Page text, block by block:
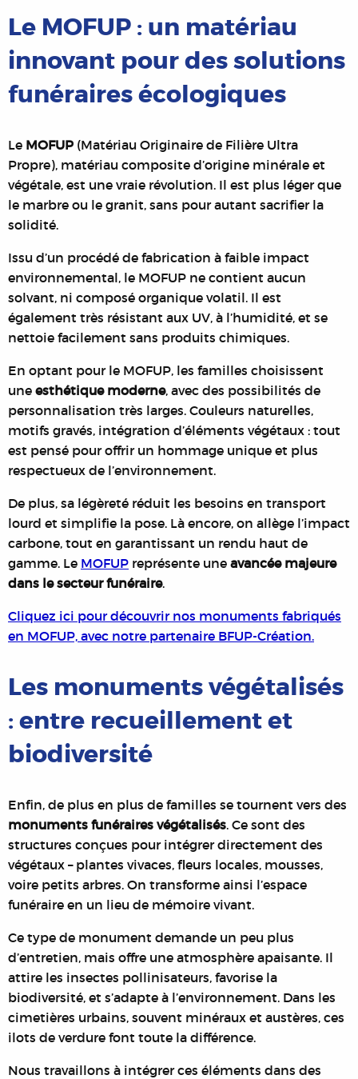
Le MOFUP : un matériau
innovant pour des solutions
funéraires écologiques
Le MOFUP (Matériau Originaire de Filière Ultra
Propre), matériau composite d’origine minérale et
végétale, est une vraie révolution. Il est plus léger que
le marbre ou le granit, sans pour autant sacrifier la
solidité.
Issu d’un procédé de fabrication à faible impact
environnemental, le MOFUP ne contient aucun
solvant, ni composé organique volatil. Il est
également très résistant aux UV, à l’humidité, et se
nettoie facilement sans produits chimiques.
En optant pour le MOFUP, les familles choisissent
une esthétique moderne, avec des possibilités de
personnalisation très larges. Couleurs naturelles,
motifs gravés, intégration d’éléments végétaux : tout
est pensé pour offrir un hommage unique et plus
respectueux de l’environnement.
De plus, sa légèreté réduit les besoins en transport
lourd et simplifie la pose. Là encore, on allège l’impact
carbone, tout en garantissant un rendu haut de
gamme. Le MOFUP représente une avancée majeure
dans le secteur funéraire.
Cliquez ici pour découvrir nos monuments fabriqués
en MOFUP, avec notre partenaire BFUP-Création.
Les monuments végétalisés
: entre recueillement et
biodiversité
Enfin, de plus en plus de familles se tournent vers des
monuments funéraires végétalisés. Ce sont des
structures conçues pour intégrer directement des
végétaux – plantes vivaces, fleurs locales, mousses,
voire petits arbres. On transforme ainsi l’espace
funéraire en un lieu de mémoire vivant.
Ce type de monument demande un peu plus
d’entretien, mais offre une atmosphère apaisante. Il
attire les insectes pollinisateurs, favorise la
biodiversité, et s’adapte à l’environnement. Dans les
cimetières urbains, souvent minéraux et austères, ces
ilots de verdure font toute la différence.
Nous travaillons à intégrer ces éléments dans des